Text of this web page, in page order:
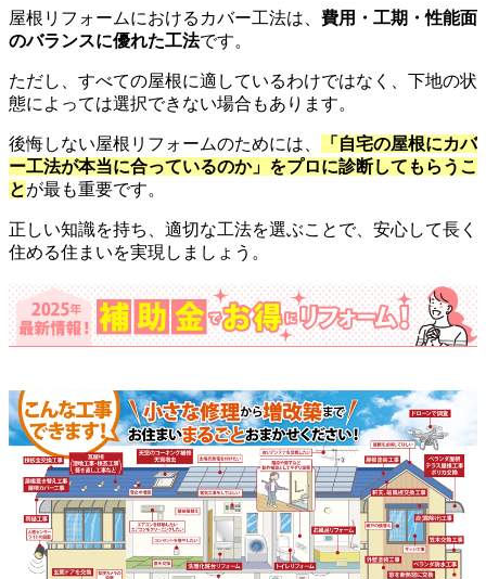
屋根リフォームにおけるカバー工法は、 費用・工期・性能面
のバランスに優れた工法です。
ただし、すべての屋根に適しているわけではなく、下地の状
態によっては選択できない場合もあります。
後悔しない屋根リフォームのためには、
「自宅の屋根にカバ
ー工法が本当に合っているのか」をプロに診断してもらうこ
とが最も重要です。
正しい知識を持ち、適切な工法を選ぶことで、安心して長く
住める住まいを実現しましょう。